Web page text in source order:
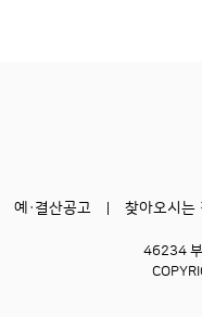
예·결산공고 찾아오시는
46234